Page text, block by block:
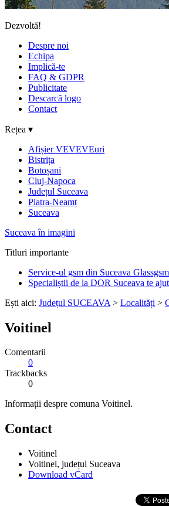
Dezvoltă!
Despre noi
Echipa
Implică-te
FAQ & GDPR
Publicitate
Descarcă logo
Contact
Rețea ▾
Afișier VEVEVEuri
Bistrița
Botoșani
Cluj-Napoca
Județul Suceava
Piatra-Neamț
Suceava
Suceava în imagini
Titluri importante
Service-ul gsm din Suceava
Specialiștii de la DOR Suceava te
Ești aici: Județul SUCEAVA > Localități >
Voitinel
Comentarii
0
Trackbacks
0
Informații despre comuna Voitinel.
Contact
Voitinel
Voitinel, județul Suceava
Download vCard